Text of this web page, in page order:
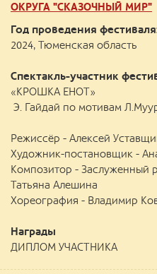
ОКРУГА "СКАЗОЧНЫЙ МИР"
Год проведения
2024, Тюменская область
Спектакль-участник
«КРОШКА ЕНОТ»
Э. Гайдай по мотивам
Режиссёр - Алексей
Художник-постановщик -
Композитор - Заслуженный
Татьяна Алешина
Хореография - Владимир
Награды
ДИПЛОМ УЧАСТНИКА